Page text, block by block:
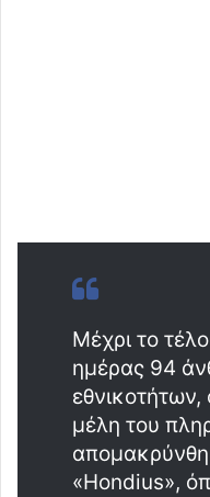
Μέχρι το
ημέρας 94
εθνικοτήτων,
μέλη του
«Hondius»,